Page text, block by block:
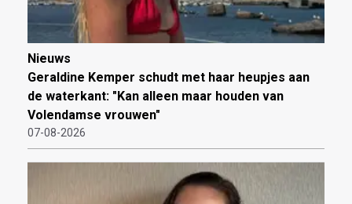
Nieuws
Geraldine Kemper schudt met haar heupjes aan
de waterkant: "Kan alleen maar houden van
Volendamse vrouwen"
07-08-2026